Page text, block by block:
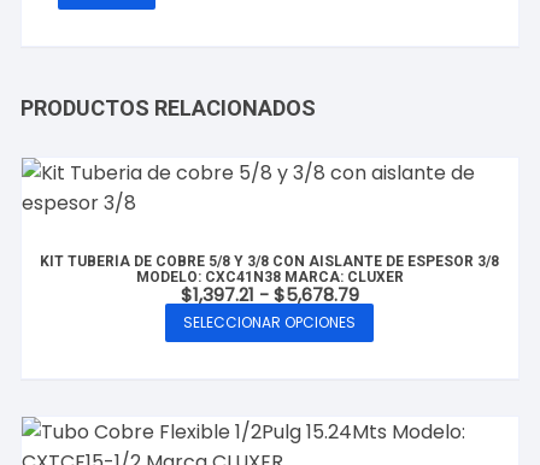
PRODUCTOS RELACIONADOS
KIT TUBERÍA DE COBRE 5/8 Y 3/8 CON AISLANTE DE ESPESOR 3/8
MODELO: CXC41N38 MARCA: CLUXER
$1,397.21 -$5,678.79Rango
de
desde
SELECCIONAR OPCIONES
Este
múltiples
variantes.